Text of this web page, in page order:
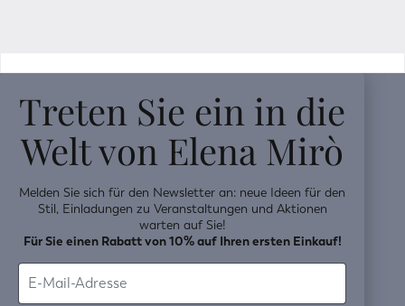
Treten Sie ein in die
Welt von Elena Mirò
Melden Sie sich für den Newsletter an: neue Ideen für den
Stil, Einladungen zu Veranstaltungen und Aktionen
warten auf Sie!
Für Sie einen Rabatt von 10% auf Ihren ersten Einkauf!